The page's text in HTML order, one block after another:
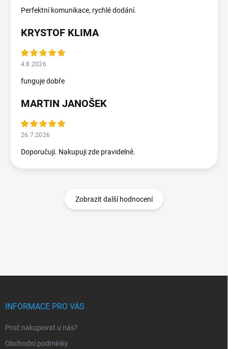
Perfektní komunikace, rychlé dodání.
KRYSTOF KLIMA
4.8.2026
funguje dobře
MARTIN JANOŠEK
26.7.2026
Doporučuji. Nakupuji zde pravidelně.
Zobrazit další hodnocení
INFORMACE PRO VÁS
Proč nakupovat u nás?
Obchodní podmínky